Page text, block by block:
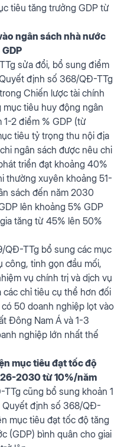
tiêu tăng trưởng GDP từ
ngân sách nhà nước
sửa đổi, bổ sung điểm
định số 368/QĐ-TTg
Chiến lược tài chính
tiêu huy động ngân
2 điểm % GDP (từ
tiêu tỷ trọng thu nội địa
ngân sách được nêu chi
triển đạt khoảng 40%
thường xuyên khoảng 51-
sách đến năm 2030
lên khoảng 5% GDP
tăng từ 45% lên 50%
QĐ-TTg bổ sung các mục
công, tinh gọn đầu mối,
vụ chính trị và dịch vụ
chỉ tiêu cụ thể hơn đối
50 doanh nghiệp lọt vào
Đông Nam Á và 1-3
nghiệp lớn nhất thế
mục tiêu đạt tốc độ
2030 từ 10%/năm
TTg cũng bổ sung khoản 1
Quyết định số 368/QĐ-
mục tiêu đạt tốc độ tăng
(GDP) bình quân cho giai